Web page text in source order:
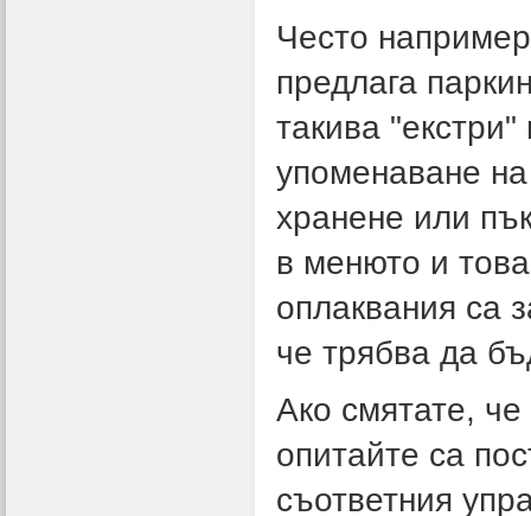
Често
предлага
такива
упоменаване
хранене или
в менюто и
оплаквания са
че трябва да
Ако смятате,
опитайте са
съответния